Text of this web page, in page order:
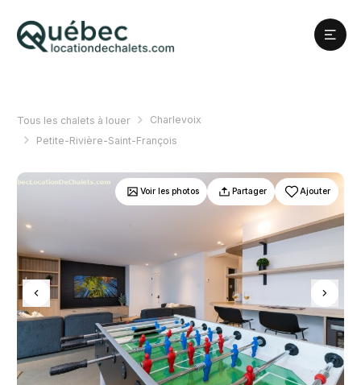
Tous les chalets à louer
Charlevoix
Petite-Rivière-Saint-François
Voir les photos Partager Ajouter